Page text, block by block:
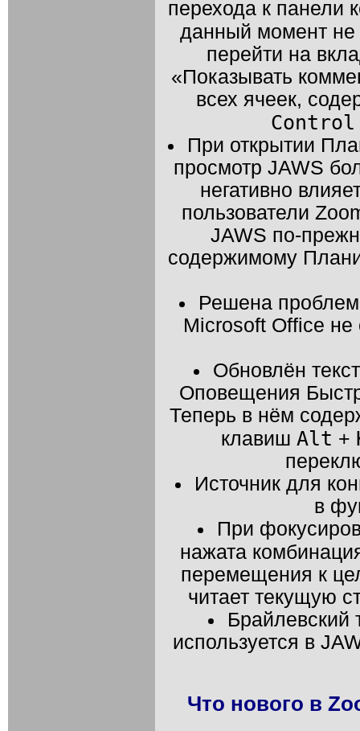
перехода к панели
данный момент
перейти на
«Показывать
всех ячеек,
Control
При открытии
просмотрJAWS
негативно
пользователи
JAWS по-
содержимому
Решена
Microsoft Office не
Обновлён
Оповещения
Теперь в нём
клавиш Alt +
Источник для
в
При
нажата
перемещения к
читает текущую
Брайлевский
используется в
Что нового в